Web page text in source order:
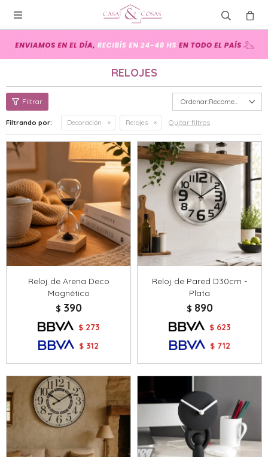

RELOJES
Recomendados
Filtrando por: Decoración Relojes Quitar filtros
Reloj de Arena Deco
Magnético
$ 390
$ 273
$ 312
Reloj de Pared D30cm -
Plata
$ 890
$ 623
$ 712